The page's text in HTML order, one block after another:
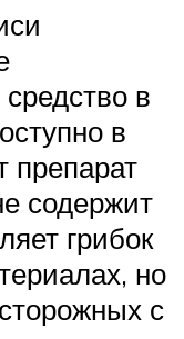
в
в
препарат
содержит
грибок
но
с